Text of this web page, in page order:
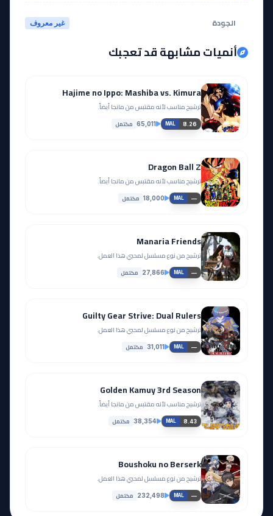
الجودة غير معروف
أنميات مشابهة قد تعجبك
Hajime no Ippo: Mashiba vs. Kimura
ترشيح مناسب لأنه مقتبس من مانجا أيضاً.
MAL 8.26
65,011 مكتمل
Dragon Ball Z
ترشيح مناسب لأنه مقتبس من مانجا أيضاً.
MAL —
18,000 مكتمل
Manaria Friends
ترشيح من نوع مسلسل لمحبي هذا العمل.
MAL —
27,866 مكتمل
Guilty Gear Strive: Dual Rulers
ترشيح من نوع مسلسل لمحبي هذا العمل.
MAL —
31,011 مكتمل
Golden Kamuy 3rd Season
ترشيح مناسب لأنه مقتبس من مانجا أيضاً.
MAL 8.43
38,354 مكتمل
Boushoku no Berserk
ترشيح من نوع مسلسل لمحبي هذا العمل.
MAL —
232,498 مكتمل